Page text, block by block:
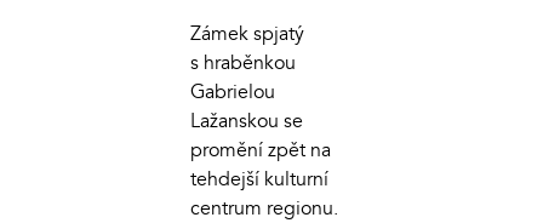
Zámek spjatý
s hraběnkou
Gabrielou
Lažanskou se
promění zpět na
tehdejší kulturní
centrum regionu.